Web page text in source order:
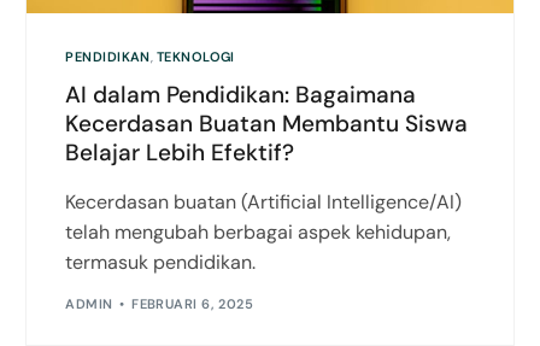
PENDIDIKAN, TEKNOLOGI
AI dalam Pendidikan: Bagaimana
Kecerdasan Buatan Membantu Siswa
Belajar Lebih Efektif?
Kecerdasan buatan (Artificial Intelligence/AI)
telah mengubah berbagai aspek kehidupan,
termasuk pendidikan.
ADMIN FEBRUARI 6, 2025